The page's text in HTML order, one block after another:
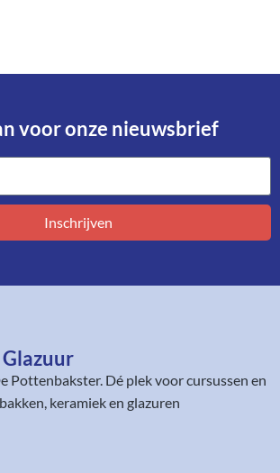
voor onze nieuwsbrief​
Inschrijven
Pottenbakster. Dé plek voor cursussen en
keramiek en glazuren